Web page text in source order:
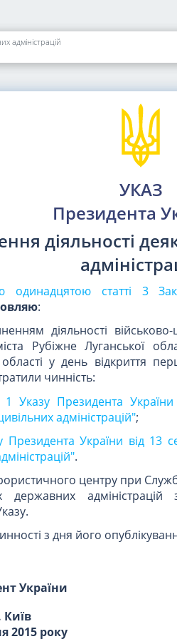
адміністрацій
УКАЗ
Президента
діяльності
одинадцятою статті 3
:
діяльності військово-
Рубіжне Луганської
у день відкриття
чинність:
1 Указу Президента
адміністрацій";
Президента України від
.
центру при
державних
з дня його
України
2015 року